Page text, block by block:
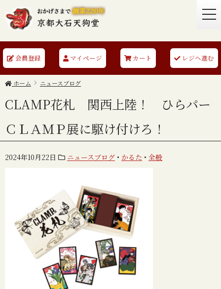
会員登録 マイページ カート レジへ進む
ホーム ニュースブログ
CLAMP花札 関西上陸！ ひらパー
ＣＬＡＭＰ展に駆け付けろ！
2024年10月22日 ニュースブログ • かるた • 全般